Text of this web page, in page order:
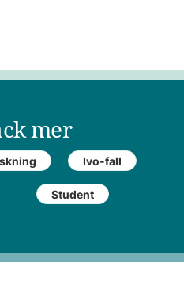
mer
Ivo-fall
Student